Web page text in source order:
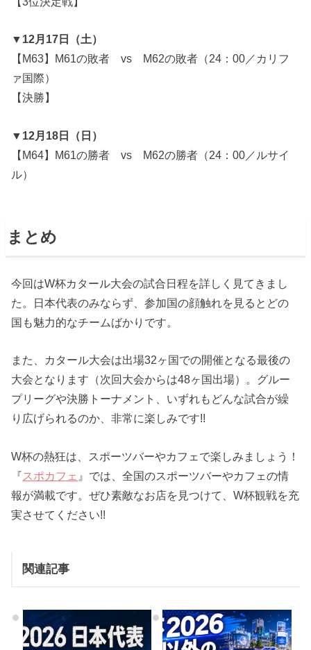
▼12月17日（土）
【M63】M61の敗者 vs M62の敗者（24：00／カリフ
ァ国際）
【決勝】
▼12月18日（日）
【M64】M61の勝者 vs M62の勝者（24：00／ルサイ
ル）
まとめ
今回はW杯カタール大会の試合日程を詳しく見てきまし
た。日本代表のみならず、参加国の顔触れを見るとどの
国も魅力的なチームばかりです。
また、カタール大会は出場32ヶ国での開催となる最後の
大会となります（次回大会からは48ヶ国出場）。グルー
プリーグや決勝トーナメント、いずれもどんな試合が繰
り広げられるのか、非常に楽しみです!!
W杯の熱狂は、スポーツバーやカフェで楽しみましょう！
『スポカフェ 』では、全国のスポーツバーやカフェの情
報が満載です。ぜひ素敵なお店を見つけて、W杯観戦を充
実させてください!!
関連記事